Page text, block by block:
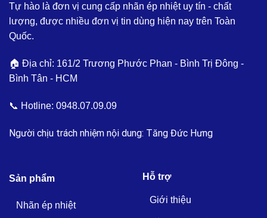
Tự hào là đơn vị cung cấp nhãn ép nhiệt uy tín - chất
lượng, được nhiều đơn vị tin dùng hiện nay trên Toàn
Quốc.
🏠 Địa chỉ: 161/2 Trương Phước Phan - Bình Trị Đông -
Bình Tân - HCM
📞 Hotline: 0948.07.09.09
Người chịu trách nhiệm nội dung: Tăng Đức Hưng
Sản phẩm
Nhãn ép nhiệt
Hỗ trợ
Giới thiệu